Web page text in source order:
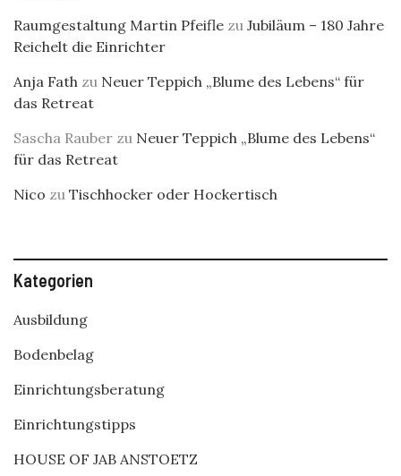
Raumgestaltung Martin Pfeifle zu Jubiläum – 180 Jahre
Reichelt die Einrichter
Anja Fath zu Neuer Teppich „Blume des Lebens“ für
das Retreat
Sascha Rauber zu Neuer Teppich „Blume des Lebens“
für das Retreat
Nico zu Tischhocker oder Hockertisch
Kategorien
Ausbildung
Bodenbelag
Einrichtungsberatung
Einrichtungstipps
HOUSE OF JAB ANSTOETZ